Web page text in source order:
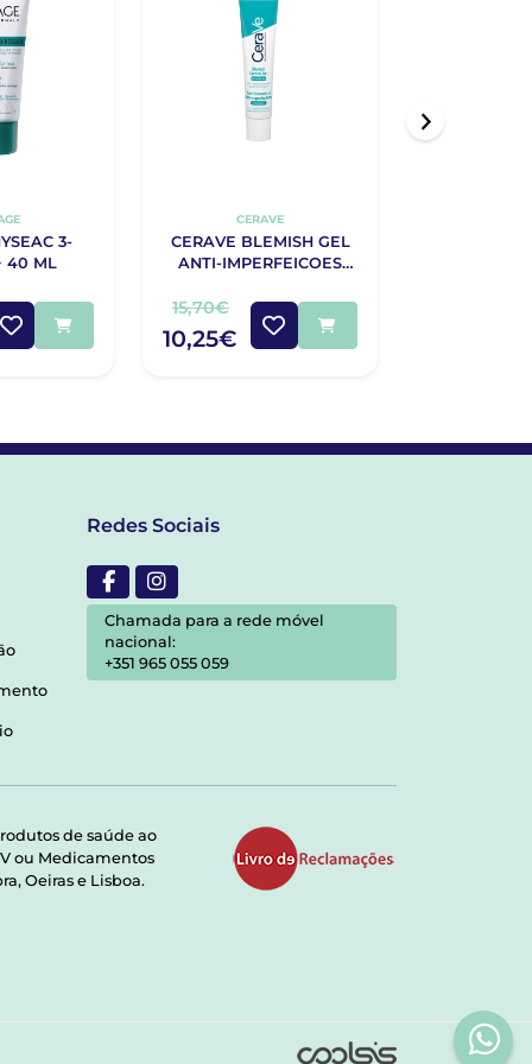
3-
40 ML
CERAVE
CERAVE BLEMISH GEL
ANTI-IMPERFEICOES
15,70€
10,25€
Redes Sociais
Chamada para a rede móvel
nacional:
+351 965 055 059
de saúde ao
ou Medicamentos
Oeiras e Lisboa.